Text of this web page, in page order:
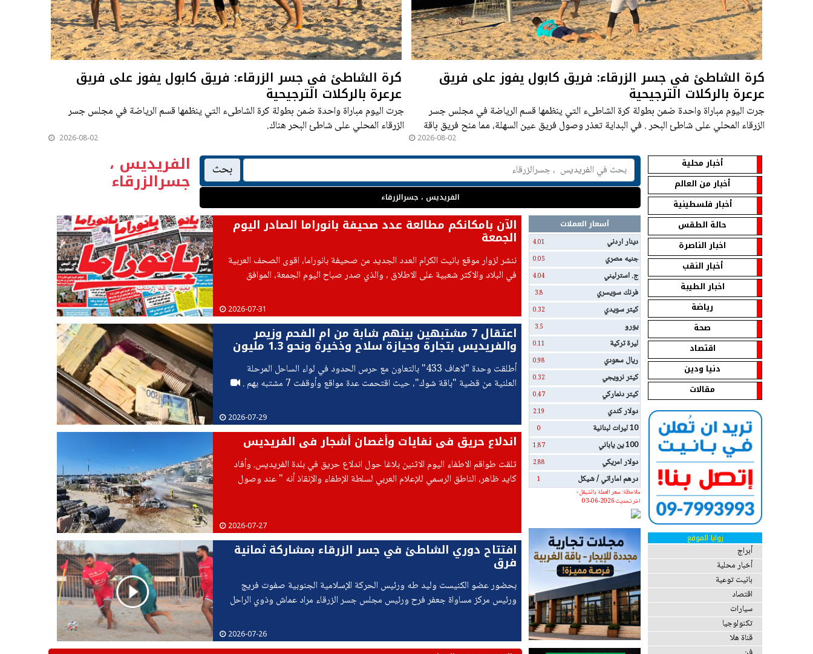
كرة الشاطئ في جسر الزرقاء: فريق كابول يفوز على فريق
عرعرة بالركلات الترجيحية
جرت اليوم مباراة واحدة ضمن بطولة كرة الشاطىء التي ينظمها قسم الرياضة في مجلس جسر
الزرقاء المحلي على شاطئ البحر . في البداية تعذر وصول فريق عين السهلة، مما منح فريق باقة
2026-08-02
كرة الشاطئ في جسر الزرقاء: فريق كابول يفوز على فريق
عرعرة بالركلات الترجيحية
جرت اليوم مباراة واحدة ضمن بطولة كرة الشاطىء التي ينظمها قسم الرياضة في مجلس جسر
الزرقاء المحلي على شاطئ البحر هناك.
2026-08-02
أخبار محلية
أخبار من العالم
أخبار فلسطينية
حالة الطقس
اخبار الناصرة
أخبار النقب
اخبار الطيبة
رياضة
صحة
اقتصاد
دنيا ودين
مقالات
زوايا الموقع
أبراج
أخبار محلية
بانيت توعية
اقتصاد
سيارات
تكنولوجيا
قناة هلا
بحث
الفريديس ، جسرالزرقاء
الفريديس ،
جسرالزرقاء
أسعار العملات
دينار اردني
4.01
جنيه مصري 0.05
ج. استرليني 4.04
فرنك سويسري 3.8
كيتر سويدي 0.32
يورو 3.5
ليرة تركية 0.11
ريال سعودي 0.98
كيتر نرويجي 0.32
كيتر دنماركي 0.47
دولار كندي 2.19
10 ليرات لبنانية 0
100 ين ياباني 1.87
دولار امريكي 2.88
درهم اماراتي / شيكل
1
ملاحظة: سعر العملة بالشيقل -
اخر تحديث 2026-06-03
الآن بامكانكم مطالعة عدد صحيفة بانوراما الصادر اليوم
الجمعة
ننشر لزوار موقع بانيت الكرام العدد الجديد من صحيفة بانوراما، اقوى الصحف العربية
في البلاد والاكثر شعبية على الاطلاق ، والذي صدر صباح اليوم الجمعة، الموافق
2026-07-31
اعتقال 7 مشتبهين بينهم شابة من ام الفحم وزيمر
والفريديس بتجارة وحيازة سلاح وذخيرة ونحو 1.3 مليون
شيكل
أطلقت وحدة "لاهاف 433" بالتعاون مع حرس الحدود في لواء الساحل المرحلة
العلنية من قضية "باقة شوك"، حيث اقتحمت عدة مواقع وأوقفت 7 مشتبه بهم .
2026-07-29
اندلاع حريق في نفايات وأغصان أشجار في الفريديس
تلقت طواقم الاطفاء اليوم الاثنين بلاغا حول اندلاع حريق في بلدة الفريديس. وأفاد
كايد ظاهر، الناطق الرسمي للإعلام العربي لسلطة الإطفاء والإنقاذ أنه " عند وصول
2026-07-27
افتتاح دوري الشاطئ في جسر الزرقاء بمشاركة ثمانية
فرق
بحضور عضو الكنيست وليد طه ورئيس الحركة الإسلامية الجنوبية صفوت فريج
ورئيس مركز مساواة جعفر فرح ورئيس مجلس جسر الزرقاء مراد عماش وذوي الراحل
2026-07-26